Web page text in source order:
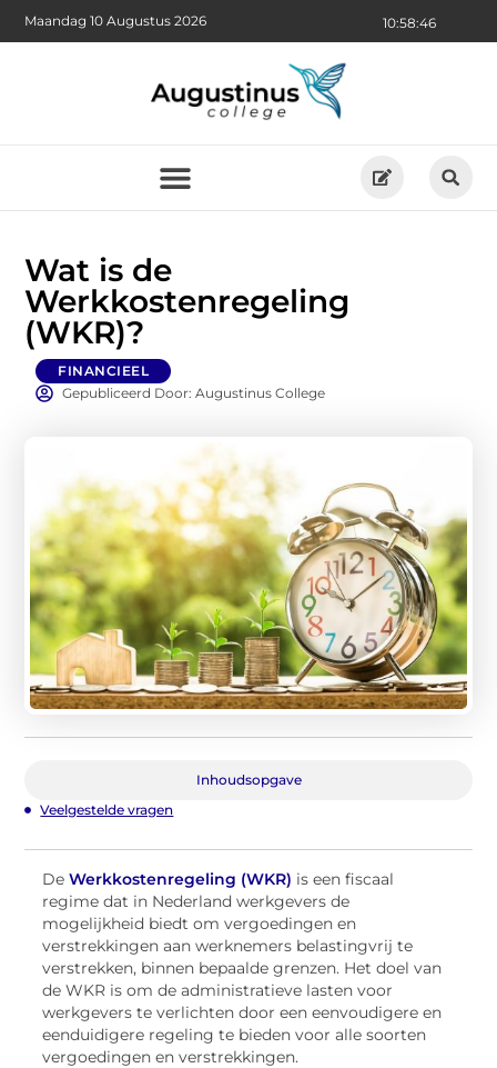
10:58:47
Maandag 10 Augustus 2026
Wat is de
Werkkostenregeling
(WKR)?
FINANCIEEL
Gepubliceerd Door: Augustinus College
Inhoudsopgave
Veelgestelde vragen
DeWerkkostenregeling (WKR) is een fiscaal
regime dat in Nederland werkgevers de
mogelijkheid biedt om vergoedingen en
verstrekkingen aan werknemers belastingvrij te
verstrekken, binnen bepaalde grenzen. Het doel van
de WKR is om de administratieve lasten voor
werkgevers te verlichten door een eenvoudigere en
eenduidigere regeling te bieden voor alle soorten
vergoedingen en verstrekkingen.